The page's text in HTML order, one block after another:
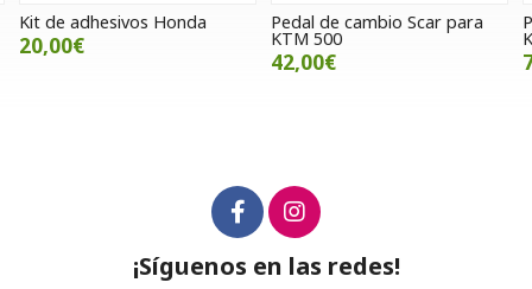
Pedal de cambio Scar para Protector anticaidas
Kawasaki VN900
¡Síguenos en las redes!